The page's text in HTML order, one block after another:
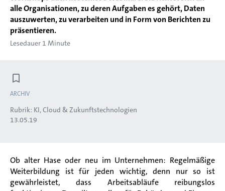
alle Organisationen, zu deren Aufgaben es gehört, Daten
auszuwerten, zu verarbeiten und in Form von Berichten zu
präsentieren.
Lesedauer 1 Minute
ARCHIV
Rubrik: KI, Cloud & Zukunftstechnologien
13.05.19
Ob alter Hase oder neu im Unternehmen: Regelmäßige
Weiterbildung ist für jeden wichtig, denn nur so ist
gewährleistet, dass Arbeitsabläufe reibungslos